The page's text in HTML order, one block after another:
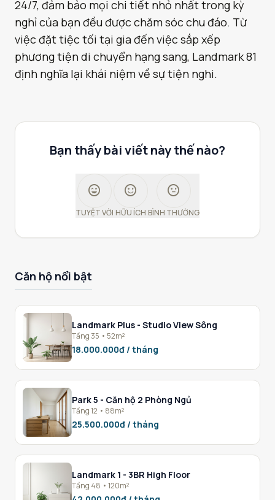
24/7, đảm bảo mọi chi tiết nhỏ nhất trong kỳ
nghỉ của bạn đều được chăm sóc chu đáo. Từ
việc đặt tiệc tối tại gia đến việc sắp xếp
phương tiện di chuyển hạng sang, Landmark 81
định nghĩa lại khái niệm về sự tiện nghi.
Bạn thấy bài viết này thế nào?
sentiment_very_satisfied
TUYỆT VỜI
sentiment_satisfied
HỮU ÍCH
sentiment_neutral
BÌNH THƯỜNG
Căn hộ nổi bật
Landmark Plus - Studio View Sông
Tầng 35 • 52m²
18.000.000đ / tháng
Park 5 - Căn hộ 2 Phòng Ngủ
Tầng 12 • 88m²
25.500.000đ / tháng
Landmark 1 - 3BR High Floor
Tầng 48 • 120m²